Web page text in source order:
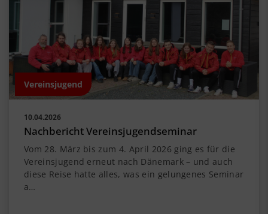
Vereinsjugend
10.04.2026
Nachbericht Vereinsjugendseminar
Vom 28. März bis zum 4. April 2026 ging es für die
Vereinsjugend erneut nach Dänemark – und auch
diese Reise hatte alles, was ein gelungenes Seminar
a…